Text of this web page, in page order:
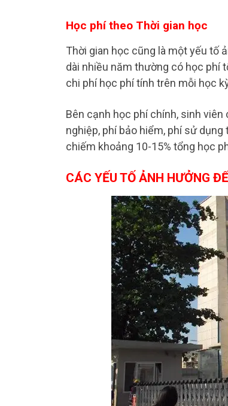
Học phí theo Thời gian học
Thời gian học cũng là một yếu tố
dài nhiều năm thường có học phí
chi phí học phí tính trên mỗi học
Bên cạnh học phí chính, sinh
nghiệp, phí bảo hiểm, phí sử
chiếm khoảng 10-15% tổng học
CÁC YẾU TỐ ẢNH HƯỞNG